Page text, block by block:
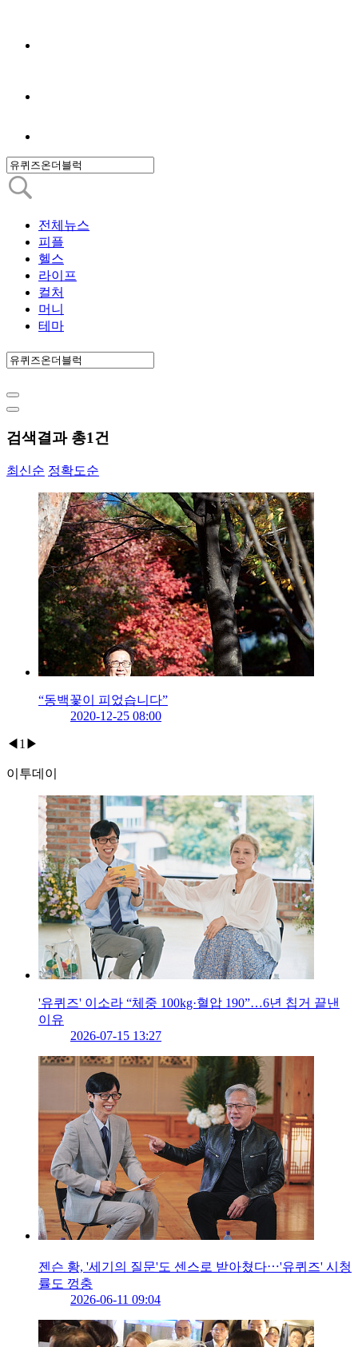
전체뉴스
피플
헬스
라이프
컬처
머니
테마
검색결과 총1건
최신순 정확도순
“동백꽃이 피었습니다”
2020-12-25 08:00
◀ 1 ▶
이투데이
'유퀴즈' 이소라 “체중 100kg·혈압 190”…6년 칩거 끝낸
이유
2026-07-15 13:27
젠슨 황, '세기의 질문'도 센스로 받아쳤다⋯'유퀴즈' 시청
률도 껑충
2026-06-11 09:04